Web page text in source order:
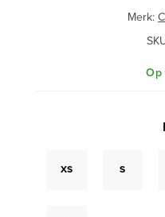
Merk:
Op
XS S